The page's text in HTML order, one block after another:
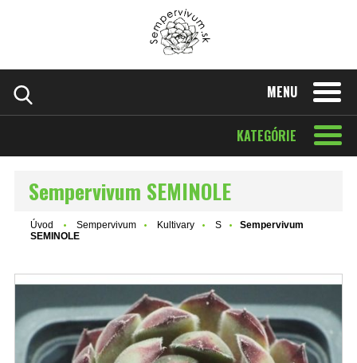
MENU
KATEGÓRIE
Sempervivum SEMINOLE
Úvod Sempervivum Kultivary S
Sempervivum
SEMINOLE